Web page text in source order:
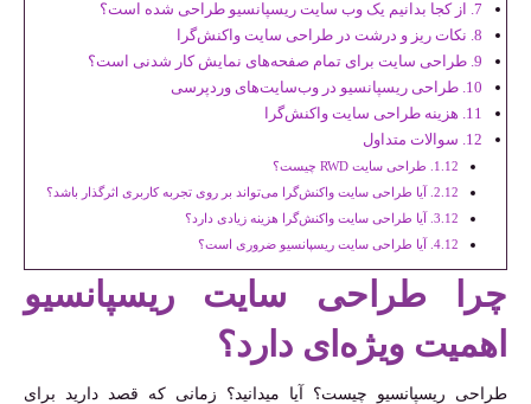
از کجا بدانیم یک وب سایت ریسپانسیو طراحی شده است؟
نکات ریز و درشت در طراحی سایت واکنش‌گرا
طراحی سایت برای تمام صفحه‌های نمایش کار شدنی است؟
طراحی ریسپانسیو در وب‌سایت‌های‌ وردپرسی
هزینه طراحی سایت واکنش‌گرا
سوالات متداول
طراحی سایت RWD چیست؟
آیا طراحی سایت واکنش‌گرا می‌تواند بر روی تجربه کاربری اثرگذار باشد؟
آیا طراحی سایت واکنش‌گرا هزینه زیادی دارد؟
آیا طراحی سایت ریسپانسیو ضروری است؟
چرا طراحی سایت ریسپانسیو
اهمیت ویژه‌ای دارد؟
طراحی ریسپانسیو چیست؟ آیا میدانید؟ زمانی که قصد دارید برای